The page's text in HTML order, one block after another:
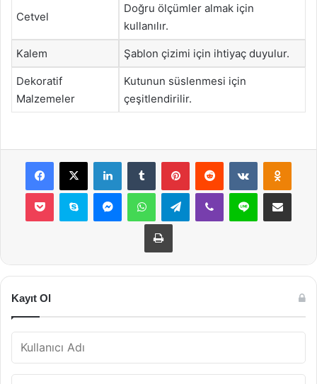
Cetvel
Doğru ölçümler almak için
kullanılır.
Kalem Şablon çizimi için ihtiyaç duyulur.
Dekoratif
Malzemeler
Kutunun süslenmesi için
çeşitlendirilir.
Facebook
X LinkedInTumblr PinterestReddit VKontakte
Pocket Skype MessengerWhatsAppTelegramViber Line E-Posta ile
Yazdır
Kayıt Ol